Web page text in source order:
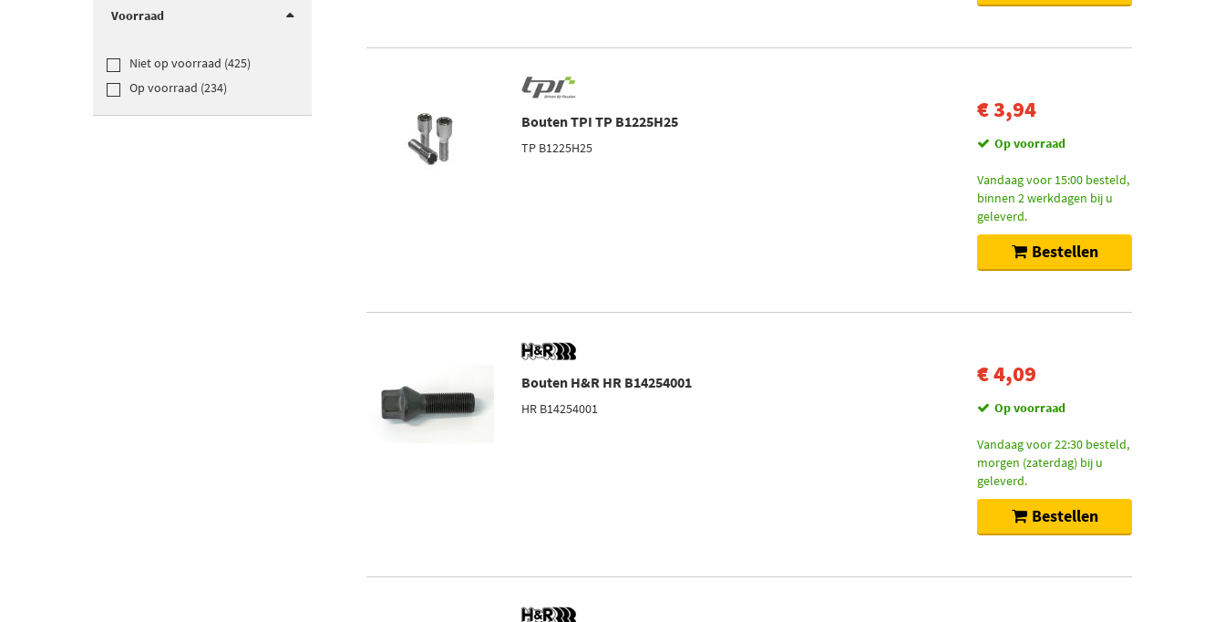
Voorraad
Niet op voorraad (425)
Op voorraad (234)
Bouten TPI TP B1225H25
TP B1225H25
€ 3,94
Op voorraad
Vandaag voor 15:00 besteld,
binnen 2 werkdagen bij u
geleverd.
Bestellen
Bouten H&R HR B14254001
HR B14254001
€ 4,09
Op voorraad
Vandaag voor 22:30 besteld,
morgen (zaterdag) bij u
geleverd.
Bestellen